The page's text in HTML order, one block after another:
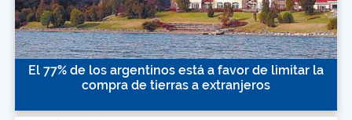
El 77% de los argentinos está a favor de limitar la
compra de tierras a extranjeros